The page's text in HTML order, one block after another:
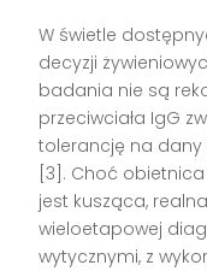
W świetle
decyzji
badania nie są
przeciwciała IgG
tolerancję na
[3]. Choć
jest kusząca,
wieloetapowej
wytycznymi, z